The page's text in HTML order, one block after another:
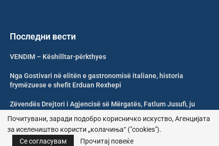
Последни вести
VENDIM – Këshilltar-përkthyes
Nga Gostivari në elitën e gastronomisë italiane, historia
frymëzuese e shefit Erduan Rexhepi
Zëvendës Drejtori i Agjencisë së Mërgatës, Fatlum Jusufi, ju
Shoqata Humanitare Tuhini Feston 10 Vjetorin e Themelimit
Почитувани, заради подобро корисничко искуство, Агенцијата
за иселеништво користи „колачиња“ ("cookies").
Се согласувам
Прочитај повеќе